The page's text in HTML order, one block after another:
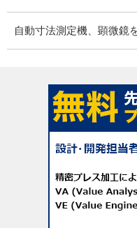
自動寸法測定機、顕微鏡